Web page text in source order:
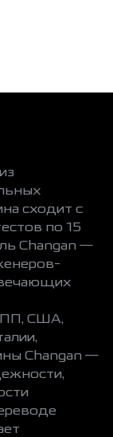
сходит с
по 15
Changan —
США,
Changan —